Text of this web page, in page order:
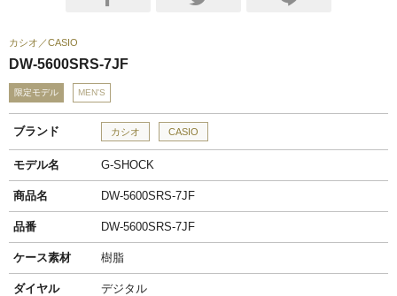
カシオ CASIO
DW-5600SRS-7JF
限定モデル MEN'S
ブランド カシオ CASIO
モデル名 G-SHOCK
商品名 DW-5600SRS-7JF
品番 DW-5600SRS-7JF
ケース素材 樹脂
ダイヤル デジタル